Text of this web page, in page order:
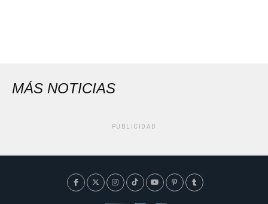
MÁS NOTICIAS
PUBLICIDAD